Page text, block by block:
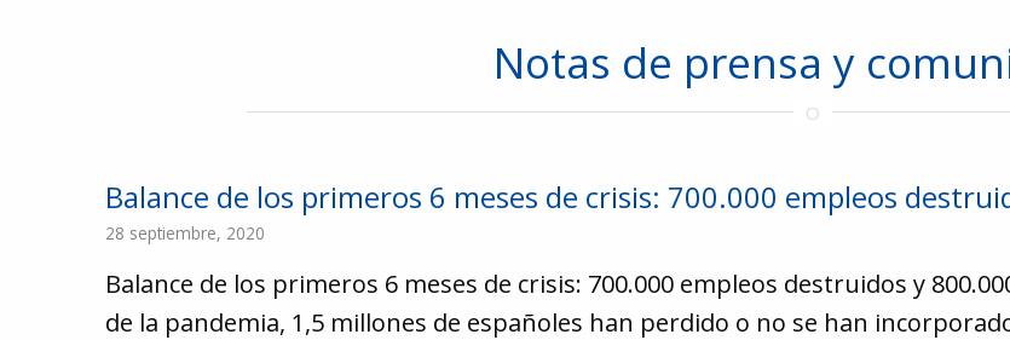
Notas de prensa y
Balance de los primeros 6 meses de crisis: 700.000 empleos
28 septiembre, 2020
Balance de los primeros 6 meses de crisis: 700.000 empleos destruidos y
de la pandemia, 1,5 millones de españoles han perdido o no se han